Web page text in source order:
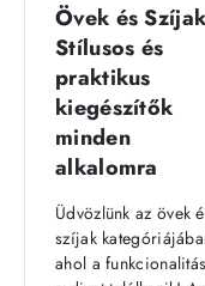
Övek és
Stílusos és
praktikus
kiegészítők
minden
alkalomra
Üdvözlünk az övek
szíjak
ahol a